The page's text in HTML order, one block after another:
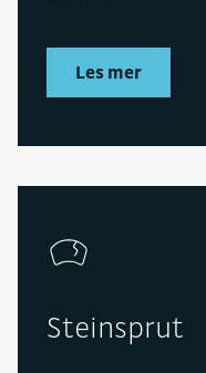
Les mer
Steinsprut